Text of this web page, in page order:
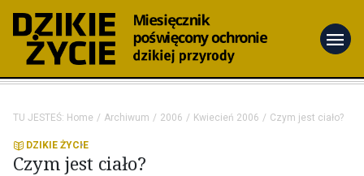
menu
TU JESTEŚ: Home Archiwum 2006 Kwiecień 2006 Czym jest ciało?
DZIKIE ŻYCIE
Czym jest ciało?